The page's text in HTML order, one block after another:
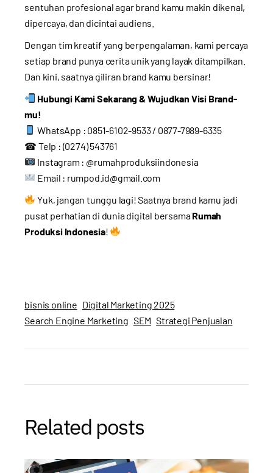
sentuhan profesional agar brand kamu makin dikenal,
dipercaya, dan dicintai audiens.
Dengan tim kreatif yang berpengalaman, kami percaya
setiap brand punya cerita unik yang layak ditampilkan.
Dan kini, saatnya giliran brand kamu bersinar!
Hubungi Kami Sekarang & Wujudkan Visi Brand-
mu!
WhatsApp : 0851-6102-9533 / 0877-7989-6335
☎ Telp : (0274) 543761
Instagram : @rumahproduksiindonesia
Email : rumpod.id@gmail.com
Yuk, jangan tunggu lagi! Saatnya brand kamu jadi
pusat perhatian di dunia digital bersamaRumah
Produksi Indonesia!
bisnis online Digital Marketing 2025
Search Engine Marketing SEM Strategi Penjualan
Related posts